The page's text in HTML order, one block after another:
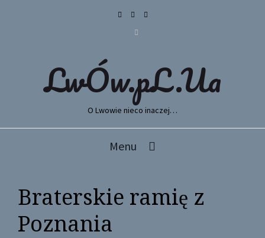
LwÓw.pL.Ua
O Lwowie nieco inaczej…
Menu
Braterskie ramię z
Poznania